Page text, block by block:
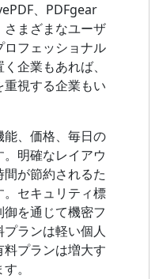
、PDFgear
まざまなユーザ
フェッショナル
企業もあれば、
視する企業もい
、価格、毎日の
明確なレイアウ
間が節約されるた
セキュリティ標
を通じて機密フ
ランは軽い個人
プランは増大す
。